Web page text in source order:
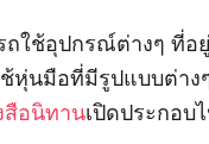
ใช้อุปกรณ์ต่างๆ ที่อ
หุ่นมือที่มีรูปแบบต่า
สือนิทานเปิดประกอบ